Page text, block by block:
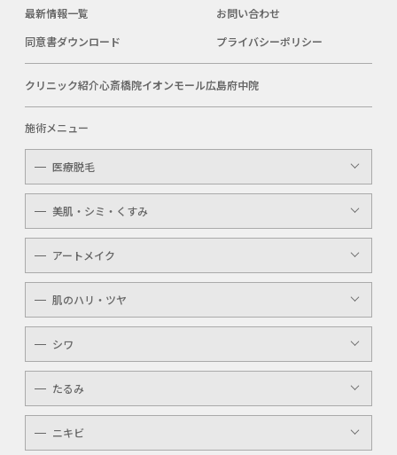
最新情報一覧
お問い合わせ
同意書ダウンロード
プライバシーポリシー
クリニック紹介心斎橋院イオンモール広島府中院
施術メニュー
医療脱毛
レディース
メンズ
キッズ
介護
美肌・シミ・くすみ
レーザートーニング
顔・体のシミ取り
ピコレーザー
アートメイク
眉（アイブロウ）
唇（リップ）
メンズ
アイライン
肌のハリ・ツヤ
YAGシャワー
マッサージピール
ケミカルピーリング
シワ
ボトックスボツラックス
ボトックスビスタ
たるみ
YAGシャワー
ニキビ